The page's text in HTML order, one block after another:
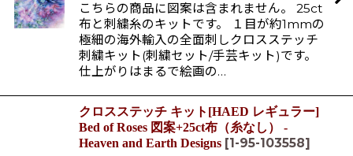
こちらの商品に図案は含まれません。 25ct
布と刺繍糸のキットです。 １目が約1mmの
極細の海外輸入の全面刺しクロスステッチ
刺繍キット(刺繍セット/手芸キット)です。
仕上がりはまるで絵画の…
クロスステッチ キット[HAED レギュラー]
Bed of Roses 図案+25ct布（糸なし） -
Heaven and Earth Designs [1-95-103558]